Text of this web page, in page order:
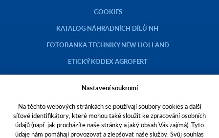
COOKIES
KATALOG NÁHRADNÍCH DÍLŮ NH
FOTOBANKA TECHNIKY NEW HOLLAND
ETICKÝ KODEX AGROFERT
Copyright © 2023 AGROTEC a.s.
Toto jsou internetové stránky společnosti AGROTEC a. s., se sídlem v
Nastavení soukromí
Na těchto webových stránkách se používají soubory cookies a další
síťové identifikátory, které mohou také sloužit ke zpracování osobních
údajů (např. jak procházíte naše stránky a jaký obsah Vás zajímá). Tyto
údaje nám pomáhají provozovat a zlepšovat naše služby. Svůj souhlas